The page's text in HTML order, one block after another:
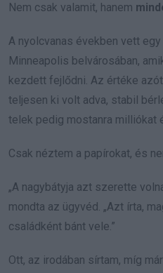
Nem csak valamit, hanem
A nyolcvanas években vett
Minneapolis belvárosában,
kezdett fejlődni. Az értéke
teljesen ki volt adva, stabil
telek pedig mostanra milliókat
Csak néztem a papírokat, és
„A nagybátyja azt szerette
mondta az ügyvéd. „Azt írta,
családként bánt vele.”
Ott, az irodában sírtam, míg